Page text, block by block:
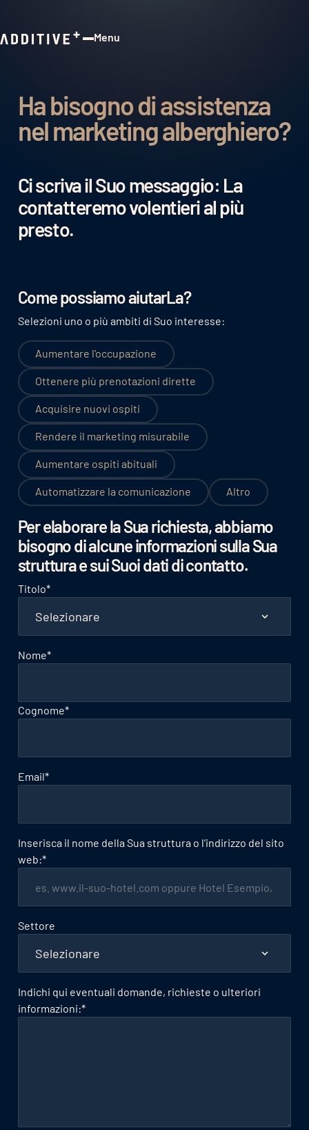
Menu
Ha bisogno di assistenza
nel marketing alberghiero?
Ci scriva il Suo messaggio: La
contatteremo volentieri al più
presto.
Come possiamo aiutarLa?
Selezioni uno o più ambiti di Suo interesse:
Aumentare l'occupazione
Ottenere più prenotazioni dirette
Acquisire nuovi ospiti
Rendere il marketing misurabile
Aumentare ospiti abituali
Automatizzare la comunicazione Altro
Per elaborare la Sua richiesta, abbiamo
bisogno di alcune informazioni sulla Sua
struttura e sui Suoi dati di contatto.
Titolo*
Nome*
Cognome*
Email*
Inserisca il nome della Sua struttura o l’indirizzo del sito
web:*
Settore
Indichi qui eventuali domande, richieste o ulteriori
informazioni:*